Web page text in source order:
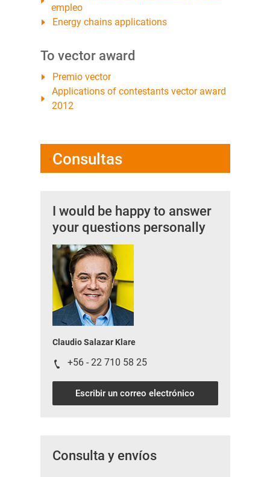
empleo
Energy chains applications
To vector award
Premio vector
Applications of contestants vector award
2012
Consultas
I would be happy to answer
your questions personally
Claudio Salazar Klare
+56 - 22 710 58 25
Escribir un correo electrónico
Consulta y envíos